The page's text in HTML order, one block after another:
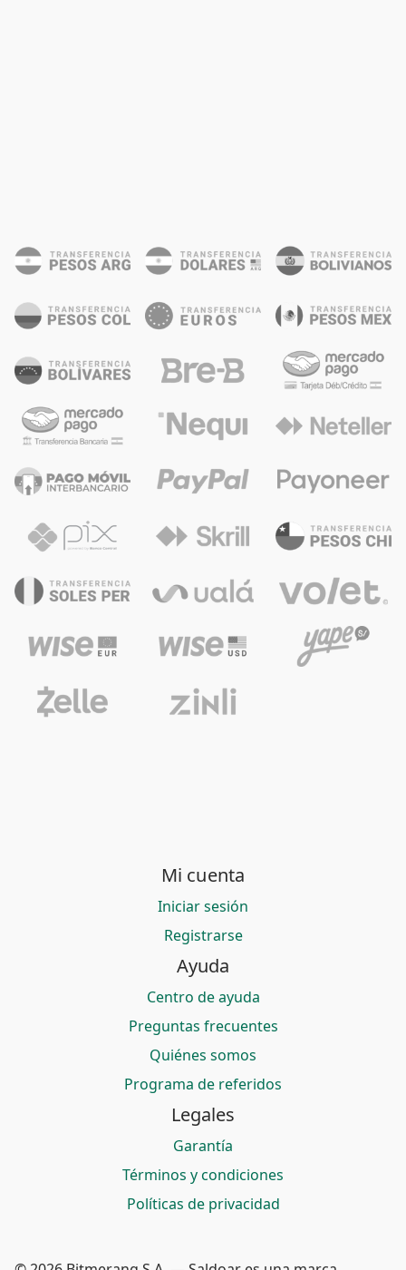
Mi cuenta
Iniciar sesión
Registrarse
Ayuda
Centro de ayuda
Preguntas frecuentes
Quiénes somos
Programa de referidos
Legales
Garantía
Términos y condiciones
Políticas de privacidad